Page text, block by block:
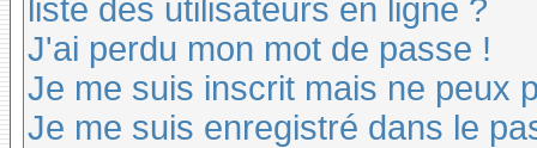
liste des utilisateurs en ligne ?
J'ai perdu mon mot de passe !
Je me suis inscrit mais ne peux
Je me suis enregistré dans le